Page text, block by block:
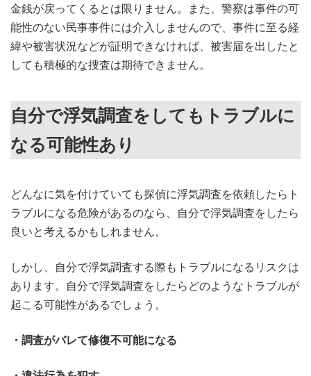
金銭が戻ってくるとは限りません。また、警察は事件の可
能性のない民事事件には介入しませんので、事件に至る経
緯や被害状況などが証明できなければ、被害届を出したと
しても積極的な捜査は期待できません。
自分で浮気調査をしてもトラブルに
なる可能性あり
どんなに気を付けていても探偵に浮気調査を依頼したらト
ラブルになる危険があるのなら、自分で浮気調査をしたら
良いと考えるかもしれません。
しかし、自分で浮気調査する際もトラブルになるリスクは
あります。自分で浮気調査をしたらどのようなトラブルが
起こる可能性があるでしょう。
・調査がバレて修復不可能になる